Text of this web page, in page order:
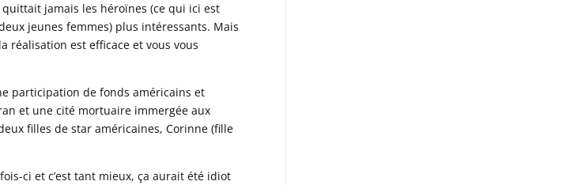
jamais les héroïnes (ce qui ici est
jeunes femmes) plus intéressants. Mais
réalisation est efficace et vous vous
participation de fonds américains et
et une cité mortuaire immergée aux
filles de star américaines, Corinne (fille
ci et c’est tant mieux, ça aurait été idiot